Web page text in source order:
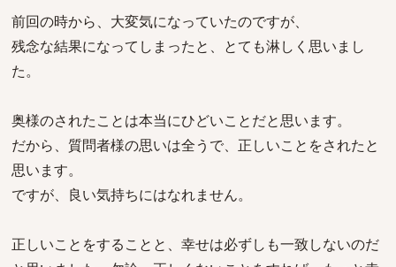
前回の時から、大変気になっていたのですが、
残念な結果になってしまったと、とても淋しく思いまし
た。
奥様のされたことは本当にひどいことだと思います。
だから、質問者様の思いは全うで、正しいことをされたと
思います。
ですが、良い気持ちにはなれません。
正しいことをすることと、幸せは必ずしも一致しないのだ